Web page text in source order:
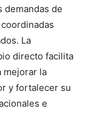
demandas de
La
directo facilita
mejorar la
y fortalecer su
e